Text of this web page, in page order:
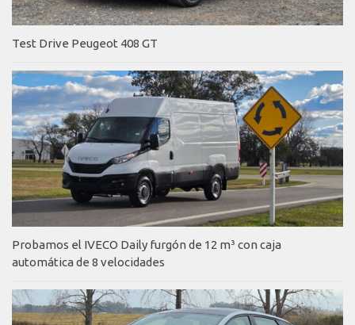
Test Drive Peugeot 408 GT
Probamos el IVECO Daily furgón de 12 m³ con caja
automática de 8 velocidades